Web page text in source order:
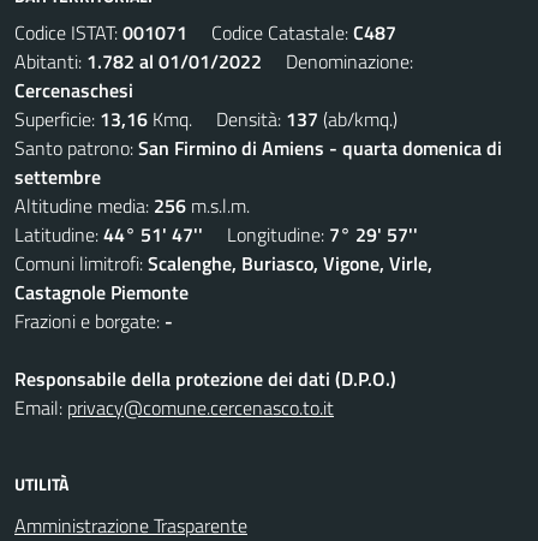
Codice ISTAT:001071 Codice Catastale:C487
Abitanti: 1.782 al 01/01/2022 Denominazione:
Cercenaschesi
Superficie: 13,16 Kmq. Densità: 137 (ab/kmq.)
Santo patrono:San Firmino di Amiens - quarta domenica di
settembre
Altitudine media: 256 m.s.l.m.
Latitudine:44° 51' 47'' Longitudine: 7° 29' 57''
Comuni limitrofi:Scalenghe, Buriasco, Vigone, Virle,
Castagnole Piemonte
Frazioni e borgate: -
Responsabile della protezione dei dati (D.P.O.)
Email: privacy@comune.cercenasco.to.it
UTILITÀ
Amministrazione Trasparente